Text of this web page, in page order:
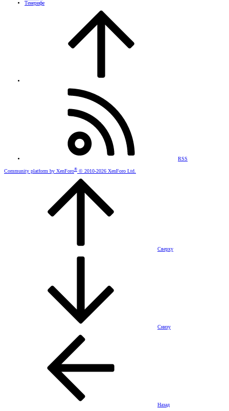
Тенерифе
RSS
Community platform by XenForo® © 2010-2026 XenForo Ltd.
Сверху
Снизу
Назад